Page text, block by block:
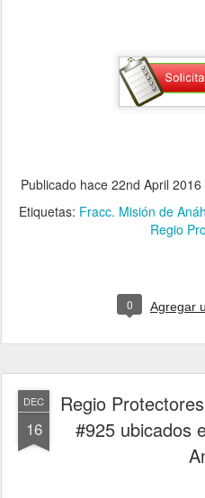
Publicado hace 22nd April 2016
Etiquetas: Fracc. Misión de
Regio
0 Agregar
DEC
16
Regio
#925 ubicados